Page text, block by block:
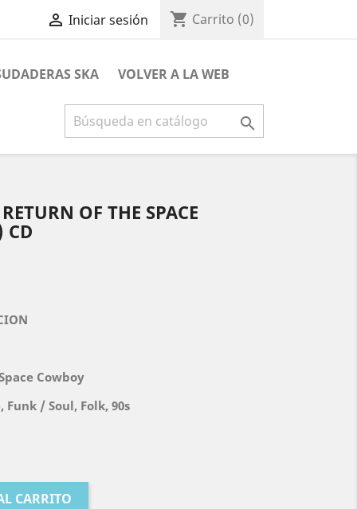
 Iniciar sesión shopping_cart Carrito (0)
SKA VOLVER A LA WEB

OF THE SPACE
CD
Cowboy
/ Soul, Folk, 90s
CARRITO